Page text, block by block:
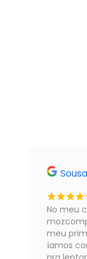
No meu
meu
íamos